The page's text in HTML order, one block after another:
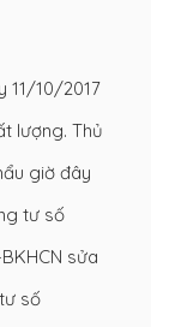
11/10/2017
lượng. Thủ
giờ đây
tư số
sửa
số